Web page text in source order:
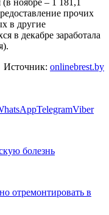
прочих
в другие
в декабре заработала
Источник: onlinebrest.by
TelegramViber
болезнь
отремонтировать в